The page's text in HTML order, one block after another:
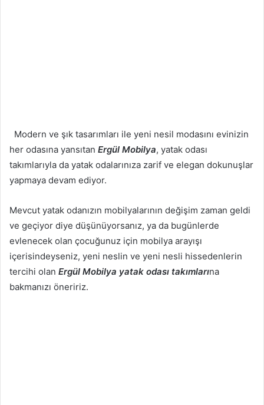
Modern ve şık tasarımları ile yeni nesil modasını evinizin
her odasına yansıtan Ergül Mobilya, yatak odası
takımlarıyla da yatak odalarınıza zarif ve elegan dokunuşlar
yapmaya devam ediyor.
Mevcut yatak odanızın mobilyalarının değişim zaman geldi
ve geçiyor diye düşünüyorsanız, ya da bugünlerde
evlenecek olan çocuğunuz için mobilya arayışı
içerisindeyseniz, yeni neslin ve yeni nesli hissedenlerin
tercihi olan Ergül Mobilya yatak odası takımlarına
bakmanızı öneririz.